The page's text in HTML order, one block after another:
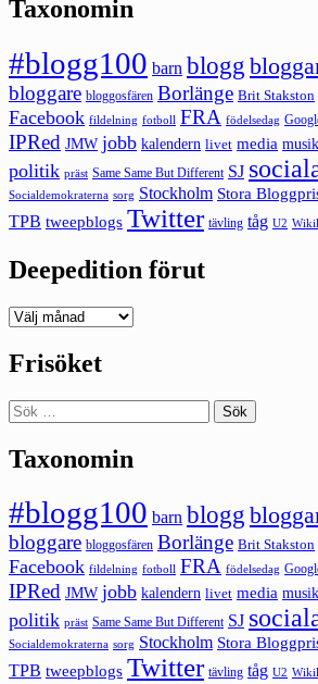
Taxonomin
#blogg100 barn blogg
bloggare bloggosfären Borlänge Brit Stakston
Facebook fildelning fotboll FRA födelsedag
IPRed JMW jobb kalendern livet media musik
politik präst Same Same But Different SJ
Socialdemokraterna sorg Stockholm Stora
TPB tweepblogs Twitter tävling tåg U2
Deepedition förut
Deepedition
Frisöket
Sök
efter:
Taxonomin
#blogg100 barn blogg
bloggare bloggosfären Borlänge Brit Stakston
Facebook fildelning fotboll FRA födelsedag
IPRed JMW jobb kalendern livet media musik
politik präst Same Same But Different SJ
Socialdemokraterna sorg Stockholm Stora
TPB tweepblogs Twitter tävling tåg U2